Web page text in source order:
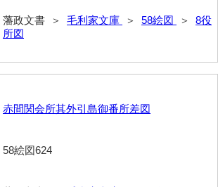
79太政官日誌
80詩歌文章類
*3他家
藩政文書 ＞ 毛利家文庫 ＞ 58絵図 ＞ 8役
所図
赤間関会所其外引島御番所差図
58絵図624